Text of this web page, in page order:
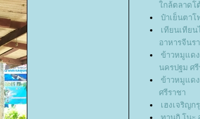
กล้ตลาดโ
ป๋าเย็นตาโ
เทียนเทีย
อาหารจีนร
ข้าวหมูแด
นครปฐม ศรี
ข้าวหมูแด
ศรีราชา
เฮงเจริญก